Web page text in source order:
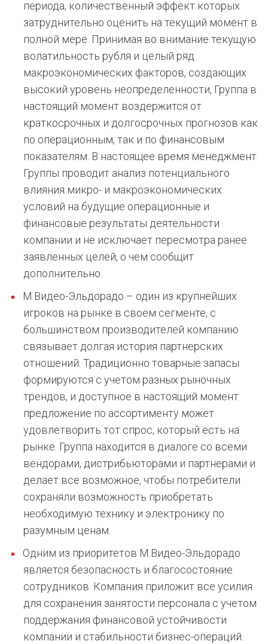
периода, количественный эффект которых
затруднительно оценить на текущий момент в
полной мере. Принимая во внимание текущую
волатильность рубля и целый ряд
макроэкономических факторов, создающих
высокий уровень неопределенности, Группа в
настоящий момент воздержится от
краткосрочных и долгосрочных прогнозов как
по операционным, так и по финансовым
показателям. В настоящее время менеджмент
Группы проводит анализ потенциального
влияния микро- и макроэкономических
условий на будущие операционные и
финансовые результаты деятельности
компании и не исключает пересмотра ранее
заявленных целей, о чем сообщит
дополнительно.
М.Видео-Эльдорадо – один из крупнейших
игроков на рынке в своем сегменте, с
большинством производителей компанию
связывает долгая история партнерских
отношений. Традиционно товарные запасы
формируются с учетом разных рыночных
трендов, и доступное в настоящий момент
предложение по ассортименту может
удовлетворить тот спрос, который есть на
рынке. Группа находится в диалоге со всеми
вендорами, дистрибьюторами и партнерами и
делает все возможное, чтобы потребители
сохраняли возможность приобретать
необходимую технику и электронику по
разумным ценам.
Одним из приоритетов М.Видео-Эльдорадо
является безопасность и благосостояние
сотрудников. Компания приложит все усилия
для сохранения занятости персонала с учетом
поддержания финансовой устойчивости
компании и стабильности бизнес-операций.